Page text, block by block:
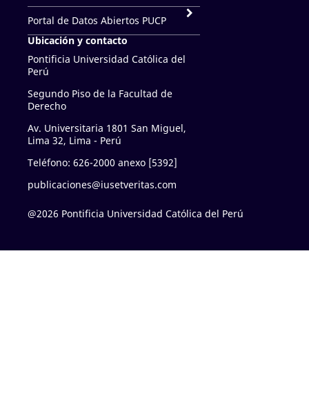
Portal de Datos Abiertos PUCP
Ubicación y contacto
Pontificia Universidad Católica del
Perú
Segundo Piso de la Facultad de
Derecho
Av. Universitaria 1801 San Miguel,
Lima 32, Lima - Perú
Teléfono: 626-2000 anexo [5392]
publicaciones@iusetveritas.com
@2026 Pontificia Universidad Católica del Perú